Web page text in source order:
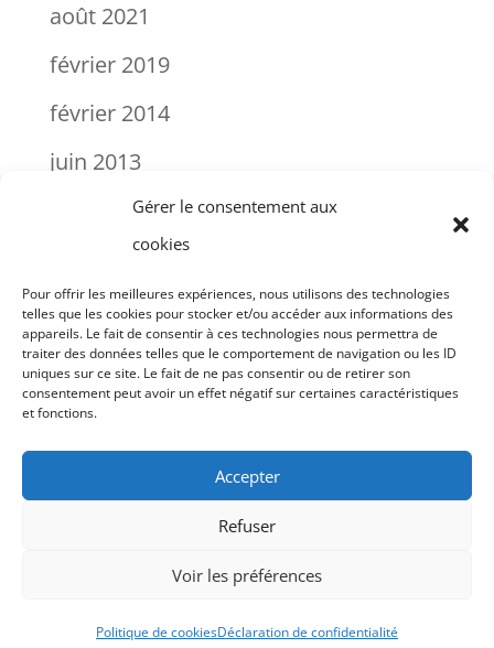
Gérer le consentement aux
cookies
Pour offrir les meilleures expériences, nous utilisons des technologies
telles que les cookies pour stocker et/ou accéder aux informations des
appareils. Le fait de consentir à ces technologies nous permettra de
traiter des données telles que le comportement de navigation ou les ID
uniques sur ce site. Le fait de ne pas consentir ou de retirer son
consentement peut avoir un effet négatif sur certaines caractéristiques
et fonctions.
Accepter
Refuser
Voir les préférences
Politique de cookiesDéclaration de confidentialité
août 2021
février 2019
février 2014
juin 2013
janvier 2000
Instagram
Mentions légales
Déclaration de confidentialité
Politique de cookies (UE)
Créer votre propre article User FE
Connexion UM
© Crozon Littoral Environnement 2023